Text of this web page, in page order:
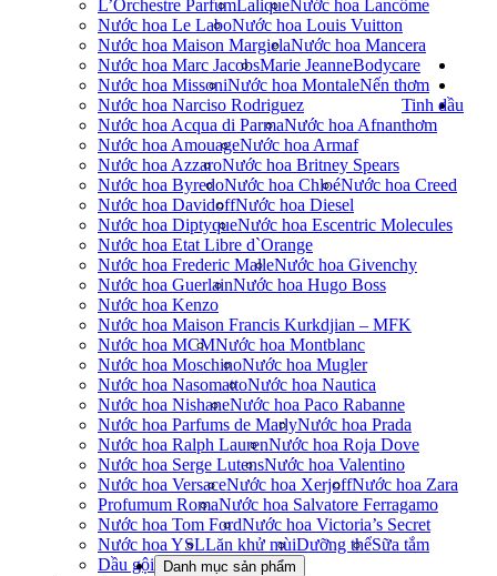
L’Orchestre ParfumLaliqueNước hoa Lancôme
Nước hoa Le LaboNước hoa Louis Vuitton
Nước hoa Maison MargielaNước hoa Mancera
Nước hoa Marc JacobsMarie Jeanne
Nước hoa MissoniNước hoa Montale
Nước hoa Narciso Rodriguez
Nước hoa Acqua di ParmaNước hoa Afnan
Nước hoa AmouageNước hoa Armaf
Nước hoa AzzaroNước hoa Britney Spears
Nước hoa ByredoNước hoa ChloéNước hoa Creed
Nước hoa DavidoffNước hoa Diesel
Nước hoa DiptyqueNước hoa Escentric Molecules
Nước hoa Etat Libre d`Orange
Nước hoa Frederic MalleNước hoa Givenchy
Nước hoa GuerlainNước hoa Hugo Boss
Nước hoa Kenzo
Nước hoa Maison Francis Kurkdjian – MFK
Nước hoa MCMNước hoa Montblanc
Nước hoa MoschinoNước hoa Mugler
Nước hoa NasomattoNước hoa Nautica
Nước hoa NishaneNước hoa Paco Rabanne
Nước hoa Parfums de MarlyNước hoa Prada
Nước hoa Ralph LaurenNước hoa Roja Dove
Nước hoa Serge LutensNước hoa Valentino
Nước hoa VersaceNước hoa XerjoffNước hoa Zara
Profumum RomaNước hoa Salvatore Ferragamo
Nước hoa Tom FordNước hoa Victoria’s Secret
Nước hoa YSL
Bodycare
Lăn khử mùiDưỡng thểSữa tắm
Dầu gội
Nến thơm
Tinh dầu
thơm
Danh mục sản phẩm